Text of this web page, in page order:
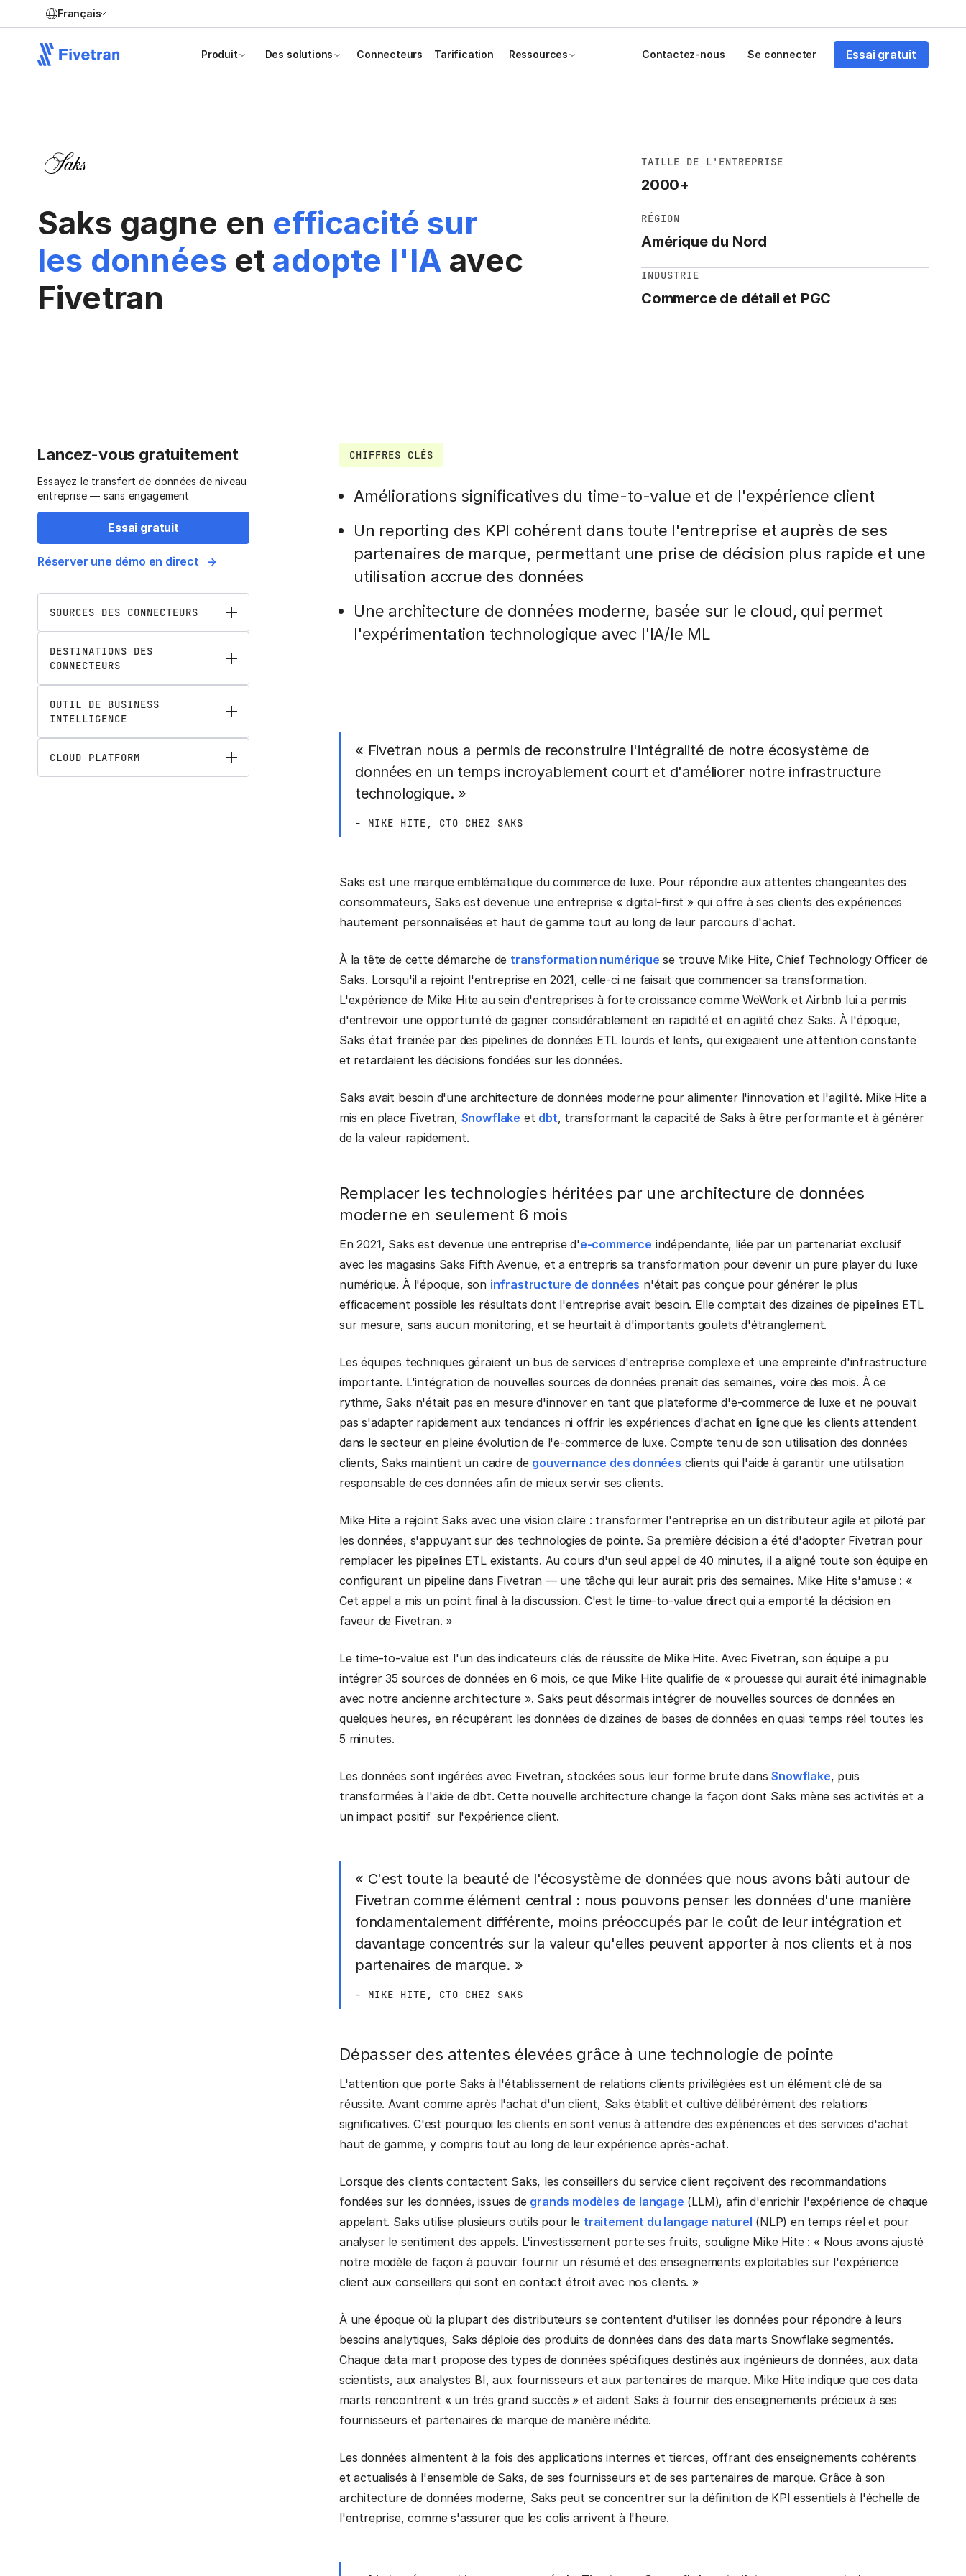
Français
Produit Des solutions Connecteurs Tarification Ressources Contactez-nous Se connecter Essai gratuit
Saks gagne en efficacité sur
les données et adopte l'IA avec
Fivetran
TAILLE DE L'ENTREPRISE
2000+
RÉGION
Amérique du Nord
INDUSTRIE
Commerce de détail et PGC
Lancez-vous gratuitement
Essayez le transfert de données de niveau
entreprise — sans engagement
Essai gratuit
Réserver une démo en direct
SOURCES DES CONNECTEURS
DESTINATIONS DES
CONNECTEURS
OUTIL DE BUSINESS
INTELLIGENCE
CLOUD PLATFORM
CHIFFRES CLÉS
Améliorations significatives du time-to-value et de l'expérience client
Un reporting des KPI cohérent dans toute l'entreprise et auprès de ses
partenaires de marque, permettant une prise de décision plus rapide et une
utilisation accrue des données
Une architecture de données moderne, basée sur le cloud, qui permet
l'expérimentation technologique avec l'IA/le ML
« Fivetran nous a permis de reconstruire l'intégralité de notre écosystème de
données en un temps incroyablement court et d'améliorer notre infrastructure
technologique. »
- MIKE HITE, CTO CHEZ SAKS
Saks est une marque emblématique du commerce de luxe. Pour répondre aux attentes changeantes des
consommateurs, Saks est devenue une entreprise « digital-first » qui offre à ses clients des expériences
hautement personnalisées et haut de gamme tout au long de leur parcours d'achat.
À la tête de cette démarche de transformation numérique se trouve Mike Hite, Chief Technology Officer de
Saks. Lorsqu'il a rejoint l'entreprise en 2021, celle-ci ne faisait que commencer sa transformation.
L'expérience de Mike Hite au sein d'entreprises à forte croissance comme WeWork et Airbnb lui a permis
d'entrevoir une opportunité de gagner considérablement en rapidité et en agilité chez Saks. À l'époque,
Saks était freinée par des pipelines de données ETL lourds et lents, qui exigeaient une attention constante
et retardaient les décisions fondées sur les données.
Saks avait besoin d'une architecture de données moderne pour alimenter l'innovation et l'agilité. Mike Hite a
mis en place Fivetran, Snowflake et dbt, transformant la capacité de Saks à être performante et à générer
de la valeur rapidement.
Remplacer les technologies héritées par une architecture de données
moderne en seulement 6 mois
En 2021, Saks est devenue une entreprise d'e-commerce indépendante, liée par un partenariat exclusif
avec les magasins Saks Fifth Avenue, et a entrepris sa transformation pour devenir un pure player du luxe
numérique. À l'époque, son infrastructure de données n'était pas conçue pour générer le plus
efficacement possible les résultats dont l'entreprise avait besoin. Elle comptait des dizaines de pipelines ETL
sur mesure, sans aucun monitoring, et se heurtait à d'importants goulets d'étranglement.
Les équipes techniques géraient un bus de services d'entreprise complexe et une empreinte d'infrastructure
importante. L'intégration de nouvelles sources de données prenait des semaines, voire des mois. À ce
rythme, Saks n'était pas en mesure d'innover en tant que plateforme d'e-commerce de luxe et ne pouvait
pas s'adapter rapidement aux tendances ni offrir les expériences d'achat en ligne que les clients attendent
dans le secteur en pleine évolution de l'e-commerce de luxe. Compte tenu de son utilisation des données
clients, Saks maintient un cadre de gouvernance des données clients qui l'aide à garantir une utilisation
responsable de ces données afin de mieux servir ses clients.
Mike Hite a rejoint Saks avec une vision claire : transformer l'entreprise en un distributeur agile et piloté par
les données, s'appuyant sur des technologies de pointe. Sa première décision a été d'adopter Fivetran pour
remplacer les pipelines ETL existants. Au cours d'un seul appel de 40 minutes, il a aligné toute son équipe en
configurant un pipeline dans Fivetran — une tâche qui leur aurait pris des semaines. Mike Hite s'amuse : «
Cet appel a mis un point final à la discussion. C'est le time-to-value direct qui a emporté la décision en
faveur de Fivetran. »
Le time-to-value est l'un des indicateurs clés de réussite de Mike Hite. Avec Fivetran, son équipe a pu
intégrer 35 sources de données en 6 mois, ce que Mike Hite qualifie de « prouesse qui aurait été inimaginable
avec notre ancienne architecture ». Saks peut désormais intégrer de nouvelles sources de données en
quelques heures, en récupérant les données de dizaines de bases de données en quasi temps réel toutes les
5 minutes.
Les données sont ingérées avec Fivetran, stockées sous leur forme brute dansSnowflake, puis
transformées à l'aide de dbt. Cette nouvelle architecture change la façon dont Saks mène ses activités et a
un impact positif sur l'expérience client.
« C'est toute la beauté de l'écosystème de données que nous avons bâti autour de
Fivetran comme élément central : nous pouvons penser les données d'une manière
fondamentalement différente, moins préoccupés par le coût de leur intégration et
davantage concentrés sur la valeur qu'elles peuvent apporter à nos clients et à nos
partenaires de marque. »
- MIKE HITE, CTO CHEZ SAKS
Dépasser des attentes élevées grâce à une technologie de pointe
L'attention que porte Saks à l'établissement de relations clients privilégiées est un élément clé de sa
réussite. Avant comme après l'achat d'un client, Saks établit et cultive délibérément des relations
significatives. C'est pourquoi les clients en sont venus à attendre des expériences et des services d'achat
haut de gamme, y compris tout au long de leur expérience après-achat.
Lorsque des clients contactent Saks, les conseillers du service client reçoivent des recommandations
fondées sur les données, issues de grands modèles de langage (LLM), afin d'enrichir l'expérience de chaque
appelant. Saks utilise plusieurs outils pour le traitement du langage naturel (NLP) en temps réel et pour
analyser le sentiment des appels. L'investissement porte ses fruits, souligne Mike Hite : « Nous avons ajusté
notre modèle de façon à pouvoir fournir un résumé et des enseignements exploitables sur l'expérience
client aux conseillers qui sont en contact étroit avec nos clients. »
À une époque où la plupart des distributeurs se contentent d'utiliser les données pour répondre à leurs
besoins analytiques, Saks déploie des produits de données dans des data marts Snowflake segmentés.
Chaque data mart propose des types de données spécifiques destinés aux ingénieurs de données, aux data
scientists, aux analystes BI, aux fournisseurs et aux partenaires de marque. Mike Hite indique que ces data
marts rencontrent « un très grand succès » et aident Saks à fournir des enseignements précieux à ses
fournisseurs et partenaires de marque de manière inédite.
Les données alimentent à la fois des applications internes et tierces, offrant des enseignements cohérents
et actualisés à l'ensemble de Saks, de ses fournisseurs et de ses partenaires de marque. Grâce à son
architecture de données moderne, Saks peut se concentrer sur la définition de KPI essentiels à l'échelle de
l'entreprise, comme s'assurer que les colis arrivent à l'heure.